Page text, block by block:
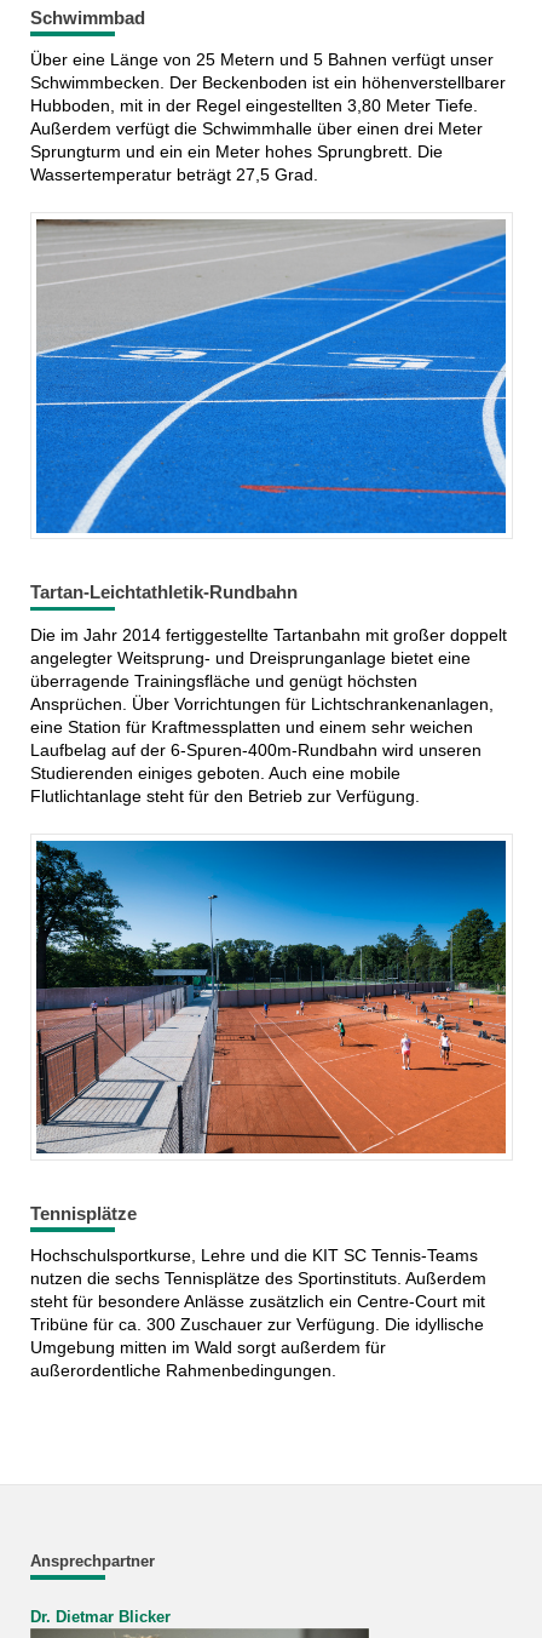
Schwimmbad
Über eine Länge von 25 Metern und 5 Bahnen verfügt unser
Schwimmbecken. Der Beckenboden ist ein höhenverstellbarer
Hubboden, mit in der Regel eingestellten 3,80 Meter Tiefe.
Außerdem verfügt die Schwimmhalle über einen drei Meter
Sprungturm und ein ein Meter hohes Sprungbrett. Die
Wassertemperatur beträgt 27,5 Grad.
Tartan-Leichtathletik-Rundbahn
Die im Jahr 2014 fertiggestellte Tartanbahn mit großer doppelt
angelegter Weitsprung- und Dreisprunganlage bietet eine
überragende Trainingsfläche und genügt höchsten
Ansprüchen. Über Vorrichtungen für Lichtschrankenanlagen,
eine Station für Kraftmessplatten und einem sehr weichen
Laufbelag auf der 6-Spuren-400m-Rundbahn wird unseren
Studierenden einiges geboten. Auch eine mobile
Flutlichtanlage steht für den Betrieb zur Verfügung.
Tennisplätze
Hochschulsportkurse, Lehre und die KIT SC Tennis-Teams
nutzen die sechs Tennisplätze des Sportinstituts. Außerdem
steht für besondere Anlässe zusätzlich ein Centre-Court mit
Tribüne für ca. 300 Zuschauer zur Verfügung. Die idyllische
Umgebung mitten im Wald sorgt außerdem für
außerordentliche Rahmenbedingungen.
Ansprechpartner
Dr. Dietmar Blicker